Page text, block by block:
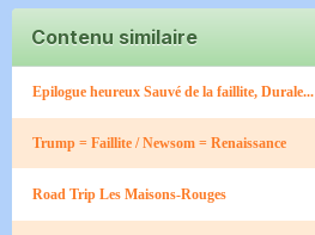
Contenu similaire
Epilogue heureux Sauvé de la faillite, Durale...
Trump = Faillite / Newsom = Renaissance
Road Trip Les Maisons-Rouges​